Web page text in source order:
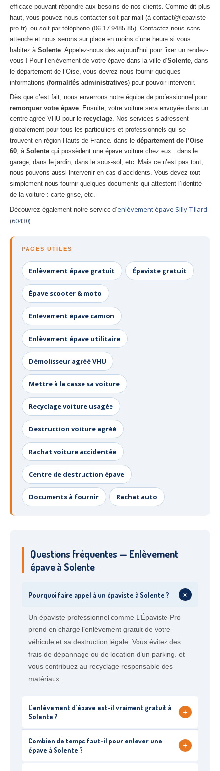
efficace pouvant répondre aux besoins de nos clients. Comme dit plus
haut, vous pouvez nous contacter soit par mail (à contact@lepaviste-
pro.fr) ou soit par téléphone (06 17 9485 85). Contactez-nous sans
attendre et nous serons sur place en moins d’une heure si vous
habitez à Solente. Appelez-nous dès aujourd’hui pour fixer un rendez-
vous ! Pour l’enlèvement de votre épave dans la ville d’Solente, dans
le département de l’Oise, vous devrez nous fournir quelques
informations (formalités administratives) pour pouvoir intervenir.
Dès que c’est fait, nous enverrons notre équipe de professionnel pour
remorquer votre épave. Ensuite, votre voiture sera envoyée dans un
centre agrée VHU pour le recyclage. Nos services s’adressent
globalement pour tous les particuliers et professionnels qui se
trouvent en région Hauts-de-France, dans le département de l’Oise
60, à Solente qui possèdent une épave voiture chez eux : dans le
garage, dans le jardin, dans le sous-sol, etc. Mais ce n’est pas tout,
nous pouvons aussi intervenir en cas d’accidents. Vous devez tout
simplement nous fournir quelques documents qui attestent l’identité
de la voiture : carte grise, etc.
Découvrez également notre service d’enlèvement épave Silly-Tillard
(60430)
PAGES UTILES
Enlèvement épave gratuit Épaviste gratuit
Épave scooter & moto
Enlèvement épave camion
Enlèvement épave utilitaire
Démolisseur agréé VHU
Mettre à la casse sa voiture
Recyclage voiture usagée
Destruction voiture agréé
Rachat voiture accidentée
Centre de destruction épave
Documents à fournir Rachat auto
Questions fréquentes — Enlèvement
épave à Solente
Pourquoi faire appel à un épaviste à Solente ? +
Un épaviste professionnel comme L’Épaviste-Pro
prend en charge l’enlèvement gratuit de votre
véhicule et sa destruction légale. Vous évitez des
frais de dépannage ou de location d’un parking, et
vous contribuez au recyclage responsable des
matériaux.
L’enlèvement d’épave est-il vraiment gratuit à
Solente ?
+
Combien de temps faut-il pour enlever une
épave à Solente ?
+